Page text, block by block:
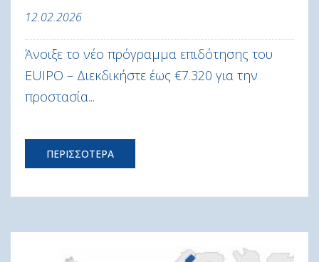
12.02.2026
Άνοιξε το νέο πρόγραμμα επιδότησης του
EUIPO – Διεκδικήστε έως €7.320 για την
προστασία...
ΠΕΡΙΣΣΟΤΕΡΑ